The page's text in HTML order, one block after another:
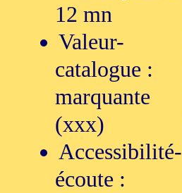
12 mn
Valeur-
catalogue :
marquante
(xxx)
Accessibilité-
écoute :